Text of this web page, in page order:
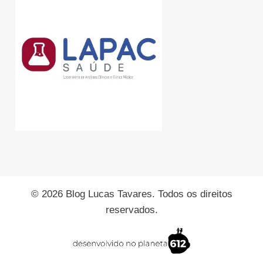
© 2026 Blog Lucas Tavares. Todos os direitos
reservados.